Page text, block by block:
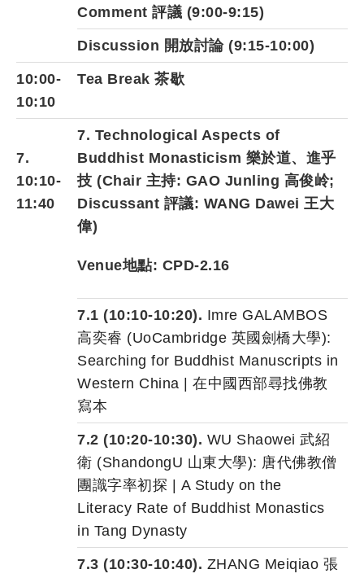
Comment 評議 (9:00-9:15)
Discussion 開放討論 (9:15-10:00)
10:00-
10:10
Tea Break 茶歇
7.
10:10-
11:40
7. Technological Aspects of
Buddhist Monasticism 樂於道、進乎
技 (Chair 主持: GAO Junling 高俊岭;
Discussant 評議: WANG Dawei 王大
偉)
Venue地點: CPD-2.16
7.1 (10:10-10:20). Imre GALAMBOS
高奕睿 (UoCambridge 英國劍橋大學):
Searching for Buddhist Manuscripts in
Western China | 在中國西部尋找佛教
寫本
7.2 (10:20-10:30). WU Shaowei 武紹
衛 (ShandongU 山東大學): 唐代佛教僧
團識字率初探 | A Study on the
Literacy Rate of Buddhist Monastics
in Tang Dynasty
7.3 (10:30-10:40). ZHANG Meiqiao 張